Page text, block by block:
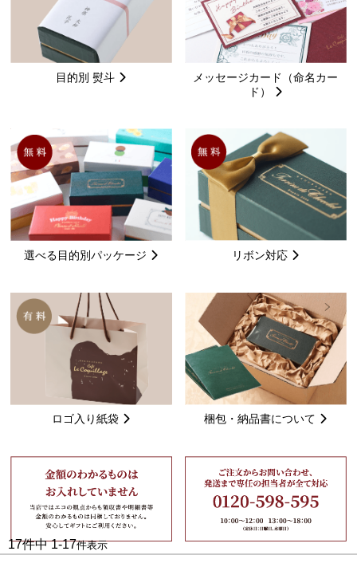
目的別 熨斗
メッセージカード（命名カー
ド）
選べる目的別パッケージ リボン対応
ロゴ入り紙袋 梱包・納品書について
17件中 1-17件表示